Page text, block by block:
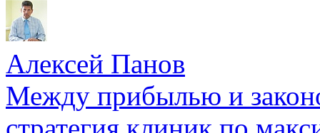
Алексей Панов
Между прибылью и